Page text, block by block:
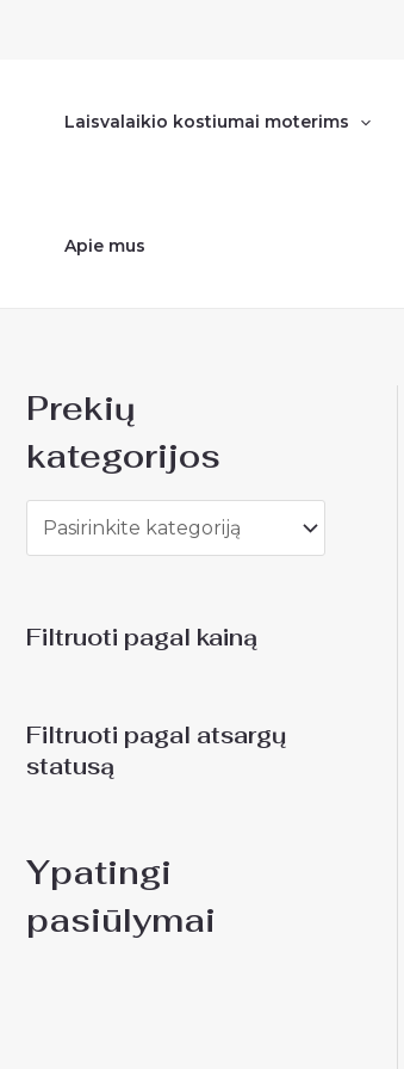
Laisvalaikio kostiumai moterims
Apie mus
Prekių
kategorijos
Filtruoti pagal kainą
Filtruoti pagal atsargų
statusą
Ypatingi
pasiūlymai